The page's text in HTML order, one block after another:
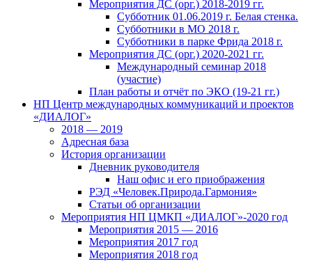
Мероприятия ДС (орг.) 2018-2019 гг.
Субботник 01.06.2019 г. Белая стенка.
Субботники в МО 2018 г.
Субботники в парке Фрида 2018 г.
Мероприятия ДС (орг.) 2020-2021 гг.
Международный семинар 2018
(участие)
План работы и отчёт по ЭКО (19-21 гг.)
НП Центр международных коммуникаций и проектов
«ДИАЛОГ»
2018 — 2019
Адресная база
История организации
Дневник руководителя
Наш офис и его приображения
РЭД «Человек.Природа.Гармония»
Статьи об организации
Мероприятия НП ЦМКП «ДИАЛОГ»-2020 год
Мероприятия 2015 — 2016
Мероприятия 2017 год
Мероприятия 2018 год